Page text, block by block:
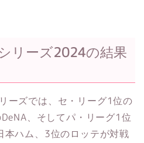
リーズ2024の結果
ーズでは、セ・リーグ1位の
、そしてパ・リーグ1位
ハム、3位のロッテが対戦